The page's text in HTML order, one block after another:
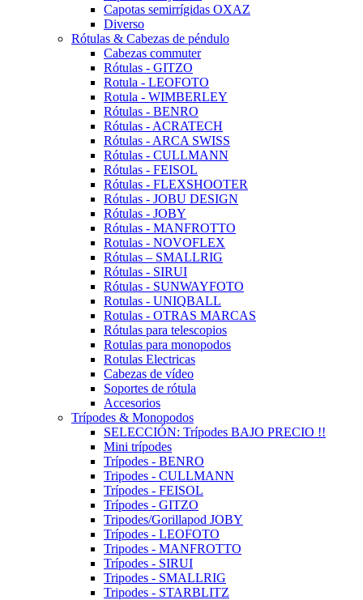
Capotas semirrígidas OXAZ
Diverso
Rótulas & Cabezas de péndulo
Cabezas commuter
Rótulas - GITZO
Rotula - LEOFOTO
Rotula - WIMBERLEY
Rótulas - BENRO
Rótulas - ACRATECH
Rótulas - ARCA SWISS
Rótulas - CULLMANN
Rótulas - FEISOL
Rótulas - FLEXSHOOTER
Rótulas - JOBU DESIGN
Rótulas - JOBY
Rótulas - MANFROTTO
Rotulas - NOVOFLEX
Rótulas – SMALLRIG
Rótulas - SIRUI
Rótulas - SUNWAYFOTO
Rotulas - UNIQBALL
Rotulas - OTRAS MARCAS
Rótulas para telescopios
Rotulas para monopodos
Rotulas Electricas
Cabezas de vídeo
Soportes de rótula
Accesorios
Trípodes & Monopodos
SELECCIÓN: Trípodes BAJO PRECIO !!
Mini trípodes
Trípodes - BENRO
Tripodes - CULLMANN
Trípodes - FEISOL
Trípodes - GITZO
Tripodes/Gorillapod JOBY
Trípodes - LEOFOTO
Tripodes - MANFROTTO
Trípodes - SIRUI
Tripodes - SMALLRIG
Tripodes - STARBLITZ